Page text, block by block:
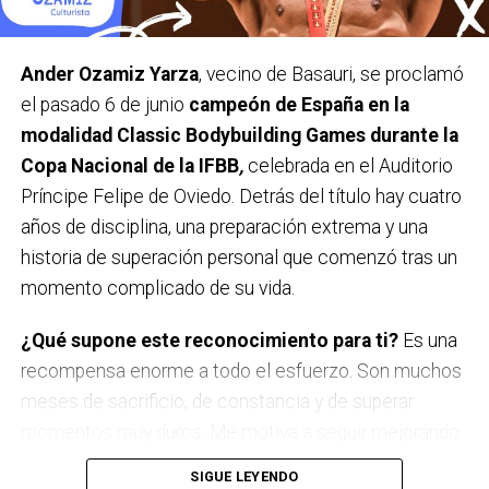
población joven, personas que trabajan al aire libre o
quienes practican deporte en exterior.
En el mes de julio vamos a estar en varios municipios
de Bizkaia, recordando este mensaje, entre ellos en
Basauri durante la tercera semana del mes. Además,
también queremos reforzar nuestra presencia en
polideportivos, especialmente en aquellos que tengan
piscinas al aire libre, para sensibilizar a las personas
usuarias, pero también a personal que trabaja en sus
¿Cuántos casos se dan al año? ¿La tendencia es al
Sistema de Información Epidemiológica del Cáncer
Ander Ozamiz Yarza, vecino de Basauri, se proclamó
el pasado 6 de junio campeón de España en la
modalidad Classic Bodybuilding Games durante la
Copa Nacional de la IFBB,celebrada en el Auditorio
Príncipe Felipe de Oviedo. Detrás del título hay cuatro
años de disciplina, una preparación extrema y una
historia de superación personal que comenzó tras un
momento complicado de su vida.
¿Qué supone este reconocimiento para ti? Es una
recompensa enorme a todo el esfuerzo. Son muchos
meses de sacrificio, de constancia y de superar
y a exigirme más, porque nunca me conformo.
SIGUE LEYENDO